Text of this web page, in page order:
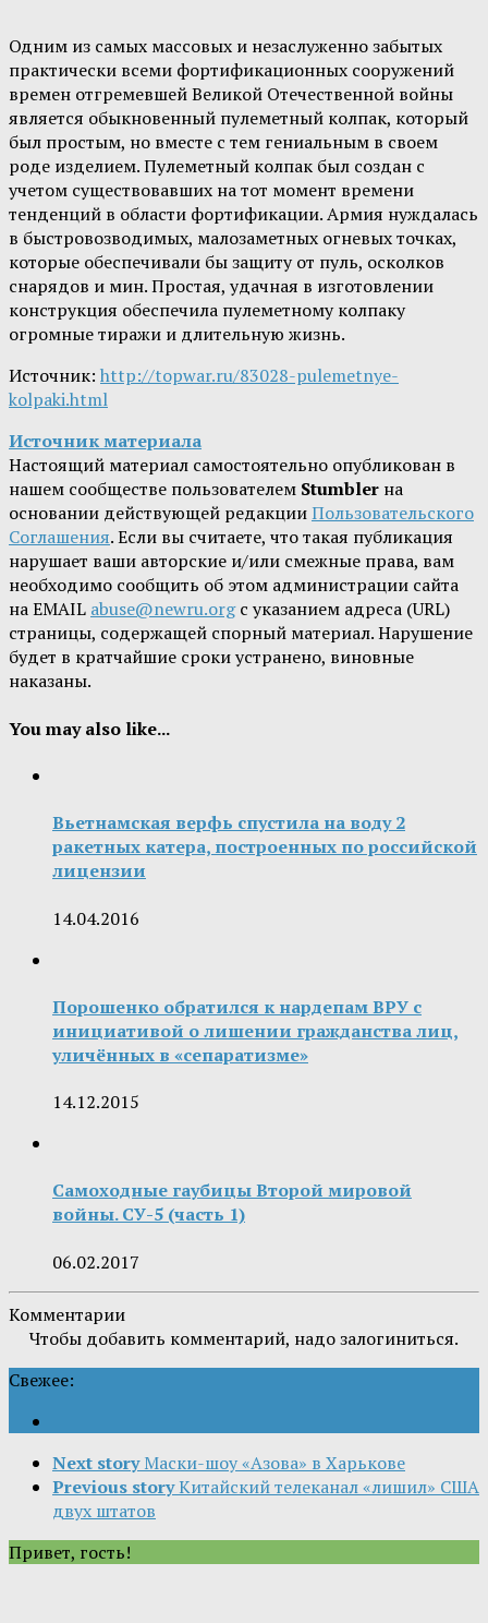
Одним из самых массовых и незаслуженно забытых
практически всеми фортификационных сооружений
времен отгремевшей Великой Отечественной войны
является обыкновенный пулеметный колпак, который
был простым, но вместе с тем гениальным в своем
роде изделием. Пулеметный колпак был создан с
учетом существовавших на тот момент времени
тенденций в области фортификации. Армия нуждалась
в быстровозводимых, малозаметных огневых точках,
которые обеспечивали бы защиту от пуль, осколков
снарядов и мин. Простая, удачная в изготовлении
конструкция обеспечила пулеметному колпаку
огромные тиражи и длительную жизнь.
Источник: http://topwar.ru/83028-pulemetnye-
kolpaki.html
Источник материала
Настоящий материал самостоятельно опубликован в
нашем сообществе пользователем Stumbler на
основании действующей редакцииПользовательского
Соглашения. Если вы считаете, что такая публикация
нарушает ваши авторские и/или смежные права, вам
необходимо сообщить об этом администрации сайта
на EMAIL abuse@newru.orgс указанием адреса (URL)
страницы, содержащей спорный материал. Нарушение
будет в кратчайшие сроки устранено, виновные
наказаны.
You may also like...
Вьетнамская верфь спустила на воду 2
ракетных катера, построенных по российской
лицензии
14.04.2016
Порошенко обратился к нардепам ВРУ с
инициативой о лишении гражданства лиц,
уличённых в «сепаратизме»
14.12.2015
Самоходные гаубицы Второй мировой
войны. СУ-5 (часть 1)
06.02.2017
Комментарии
Чтобы добавить комментарий, надо залогиниться.
Свежее:
Next story Маски-шоу «Азова» в Харькове
Previous storyКитайский телеканал «лишил» США
двух штатов
Привет, гость!